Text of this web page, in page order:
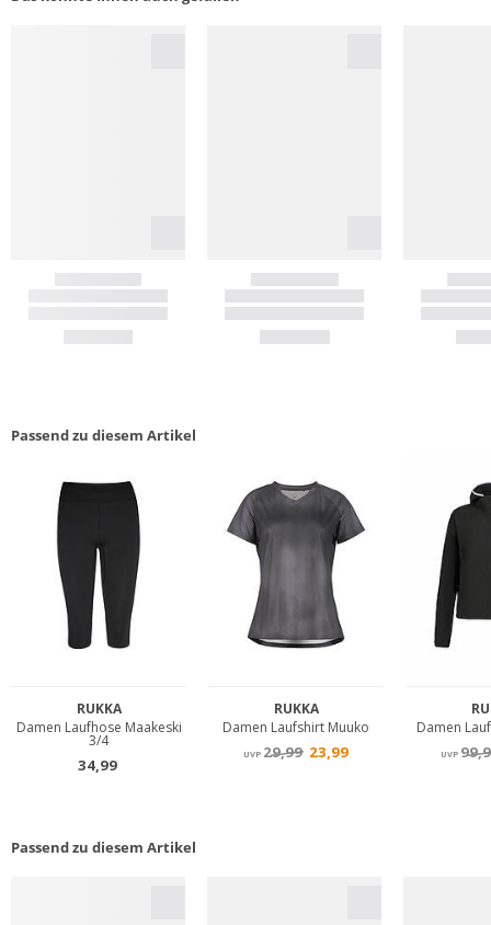
Passend zu diesem Artikel
Passend zu diesem Artikel